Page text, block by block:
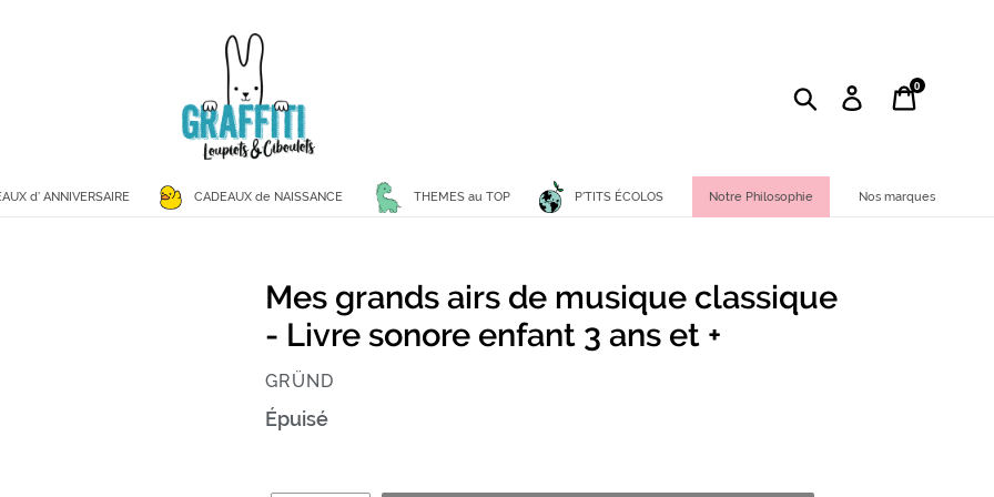
RechercherSe connecter
Panier
0
d' ANNIVERSAIRE CADEAUX de NAISSANCE THEMES au TOP P'TITS ÉCOLOS Notre Philosophie Nos marques
Mes grands airs de musique classique
- Livre sonore enfant 3 ans et +
ÉDITEUR
GRÜND
Prix
Épuisé